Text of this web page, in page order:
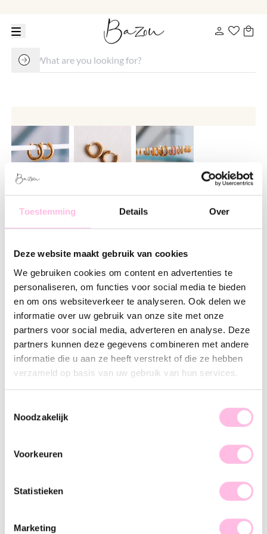
Toestemming Details Over
Deze website maakt gebruik van cookies
We gebruiken cookies om content en advertenties te
personaliseren, om functies voor social media te bieden
en om ons websiteverkeer te analyseren. Ook delen we
informatie over uw gebruik van onze site met onze
partners voor social media, adverteren en analyse. Deze
partners kunnen deze gegevens combineren met andere
informatie die u aan ze heeft verstrekt of die ze hebben
verzameld op basis van uw gebruik van hun services.
Noodzakelijk
Voorkeuren
Statistieken
Marketing
Wide hoop earring 16mm - gold
Variants:
Gold Silver
•⁠ Please note: shipping from €1.95
•⁠ ⁠100% waterproof
Features
These classic earrings are perfect to combine with our other
earrings. The earrings are made of stainless steel, so they do
♥ YOU MAY ALSO LOVE...
Statement earring large oval ring - gold